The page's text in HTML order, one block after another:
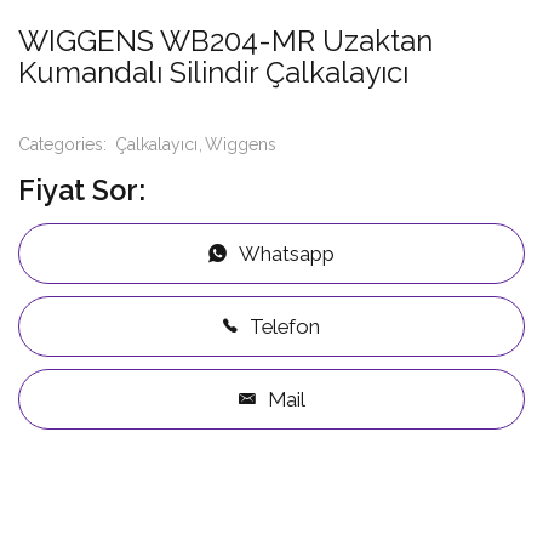
WIGGENS WB204-MR Uzaktan
Kumandalı Silindir Çalkalayıcı
Categories: Çalkalayıcı Wiggens
Fiyat Sor:
Whatsapp
Telefon
Mail